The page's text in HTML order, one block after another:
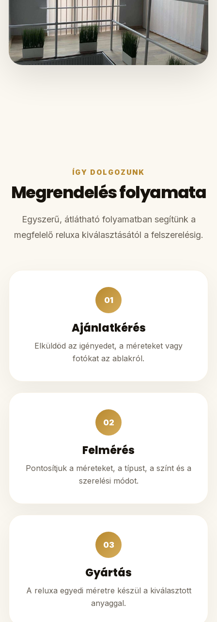
ÍGY DOLGOZUNK
Megrendelés folyamata
Egyszerű, átlátható folyamatban segítünk a
megfelelő reluxa kiválasztásától a felszerelésig.
01
Ajánlatkérés
Elküldöd az igényedet, a méreteket vagy
fotókat az ablakról.
02
Felmérés
Pontosítjuk a méreteket, a típust, a színt és a
szerelési módot.
03
Gyártás
A reluxa egyedi méretre készül a kiválasztott
anyaggal.